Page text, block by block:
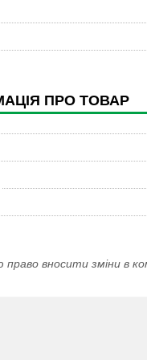
ПРО ТОВАР
вносити зміни в